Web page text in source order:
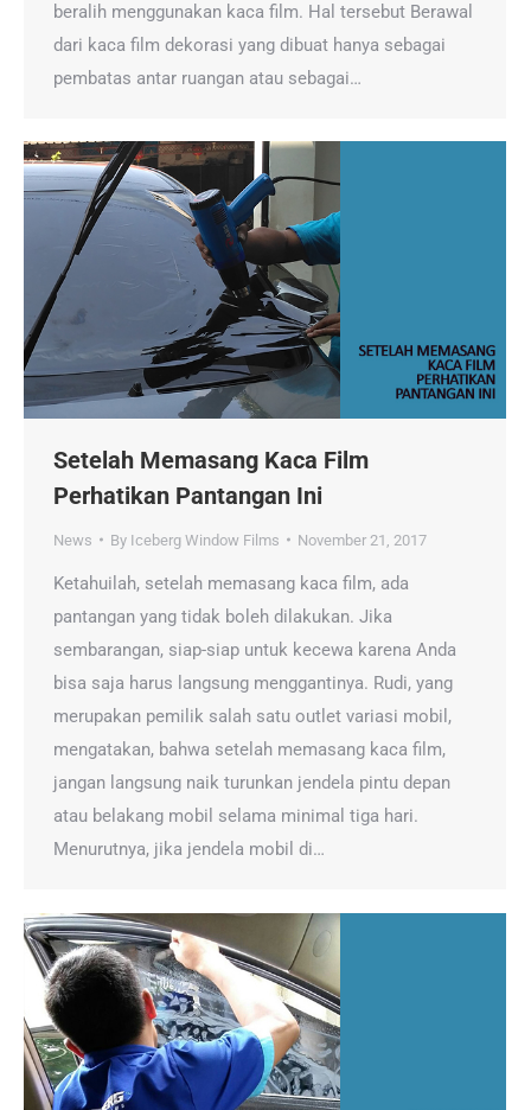
beralih menggunakan kaca film. Hal tersebut Berawal
dari kaca film dekorasi yang dibuat hanya sebagai
pembatas antar ruangan atau sebagai…
Setelah Memasang Kaca Film
Perhatikan Pantangan Ini
News By Iceberg Window Films November 21, 2017
Ketahuilah, setelah memasang kaca film, ada
pantangan yang tidak boleh dilakukan. Jika
sembarangan, siap-siap untuk kecewa karena Anda
bisa saja harus langsung menggantinya. Rudi, yang
merupakan pemilik salah satu outlet variasi mobil,
mengatakan, bahwa setelah memasang kaca film,
jangan langsung naik turunkan jendela pintu depan
atau belakang mobil selama minimal tiga hari.
Menurutnya, jika jendela mobil di…